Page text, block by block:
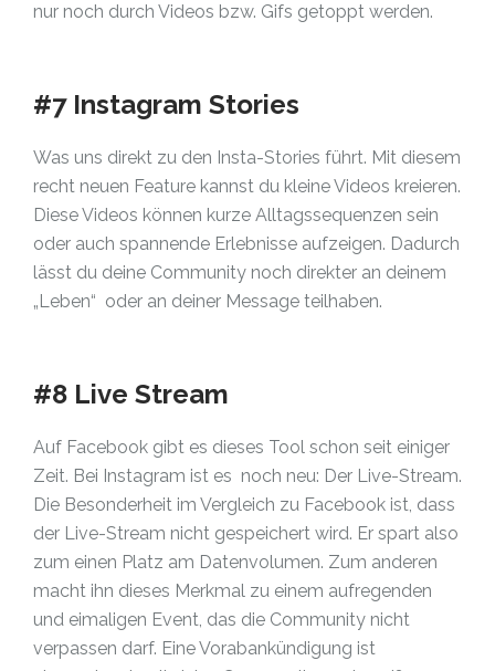
nur noch durch Videos bzw. Gifs getoppt werden.
#7 Instagram Stories
Was uns direkt zu den Insta-Stories führt. Mit diesem
recht neuen Feature kannst du kleine Videos kreieren.
Diese Videos können kurze Alltagssequenzen sein
oder auch spannende Erlebnisse aufzeigen. Dadurch
lässt du deine Community noch direkter an deinem
„Leben“ oder an deiner Message teilhaben.
#8 Live Stream
Auf Facebook gibt es dieses Tool schon seit einiger
Zeit. Bei Instagram ist es noch neu: Der Live-Stream.
Die Besonderheit im Vergleich zu Facebook ist, dass
der Live-Stream nicht gespeichert wird. Er spart also
zum einen Platz am Datenvolumen. Zum anderen
macht ihn dieses Merkmal zu einem aufregenden
und eimaligen Event, das die Community nicht
verpassen darf. Eine Vorabankündigung ist